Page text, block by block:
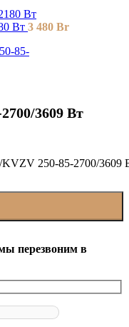
Вт 3 480 Br
3609 Вт
KVZV 250-85-2700/3609
перезвоним в